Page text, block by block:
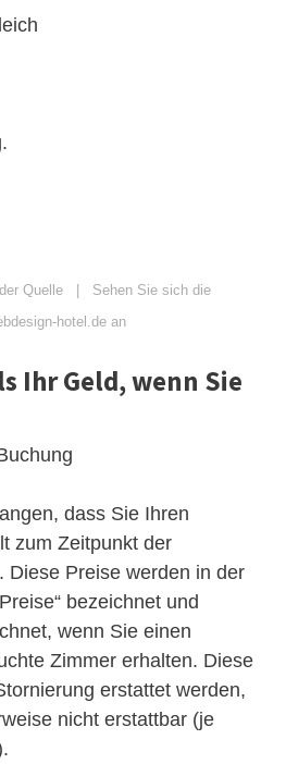
Quelle | Sehen Sie sich die
hotel.de an
Ihr Geld, wenn Sie
dass Sie Ihren
zum Zeitpunkt der
Diese Preise werden in der
bezeichnet und
wenn Sie einen
Zimmer erhalten. Diese
erstattet werden,
nicht erstattbar (je